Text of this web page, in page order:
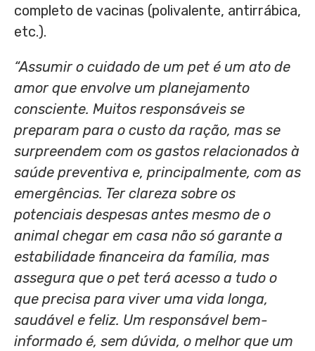
completo de vacinas (polivalente, antirrábica,
etc.).
“Assumir o cuidado de um pet é um ato de
amor que envolve um planejamento
consciente. Muitos responsáveis se
preparam para o custo da ração, mas se
surpreendem com os gastos relacionados à
saúde preventiva e, principalmente, com as
emergências. Ter clareza sobre os
potenciais despesas antes mesmo de o
animal chegar em casa não só garante a
estabilidade financeira da família, mas
assegura que o pet terá acesso a tudo o
que precisa para viver uma vida longa,
saudável e feliz. Um responsável bem-
informado é, sem dúvida, o melhor que um